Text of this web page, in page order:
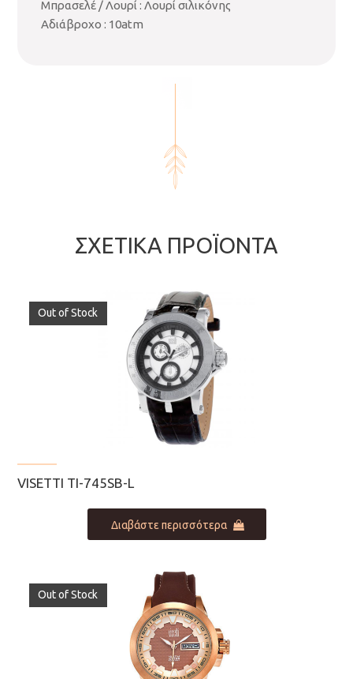
Μπρασελέ / Λουρί : Λουρί σιλικόνης
Αδιάβροχο : 10atm
ΣΧΕΤΙΚΆ ΠΡΟΪΌΝΤΑ
Out of Stock
VISETTI TI-745SB-L
Διαβάστε περισσότερα
Out of Stock